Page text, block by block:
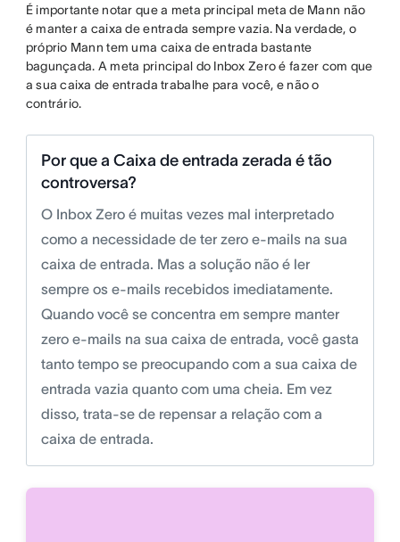
É importante notar que a meta principal meta de Mann não
é manter a caixa de entrada sempre vazia. Na verdade, o
próprio Mann tem uma caixa de entrada bastante
bagunçada. A meta principal do Inbox Zero é fazer com que
a sua caixa de entrada trabalhe para você, e não o
contrário.
Por que a Caixa de entrada zerada é tão
controversa?
O Inbox Zero é muitas vezes mal interpretado
como a necessidade de ter zero e-mails na sua
caixa de entrada. Mas a solução não é ler
sempre os e-mails recebidos imediatamente.
Quando você se concentra em sempre manter
zero e-mails na sua caixa de entrada, você gasta
tanto tempo se preocupando com a sua caixa de
entrada vazia quanto com uma cheia. Em vez
disso, trata-se de repensar a relação com a
caixa de entrada.